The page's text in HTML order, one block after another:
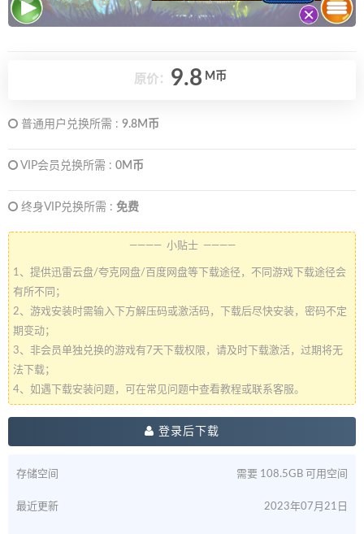
原价： 9.8 M币
普通用户兑换所需 : 9.8M币
VIP会员兑换所需 : 0M币
终身VIP兑换所需 : 免费
———— 小贴士 ————
1、提供迅雷云盘/夸克网盘/百度网盘等下载途径，不同游戏下载途径会
有所不同；
2、游戏安装时需输入下方解压码或激活码，下载后尽快安装，密码不定
期变动；
3、非会员单独兑换的游戏有7天下载权限，请及时下载激活，过期将无
法下载；
4、如遇下载安装问题，可在常见问题中查看教程或联系客服。
登录后下载
存储空间 需要 108.5GB 可用空间
最近更新 2023年07月21日